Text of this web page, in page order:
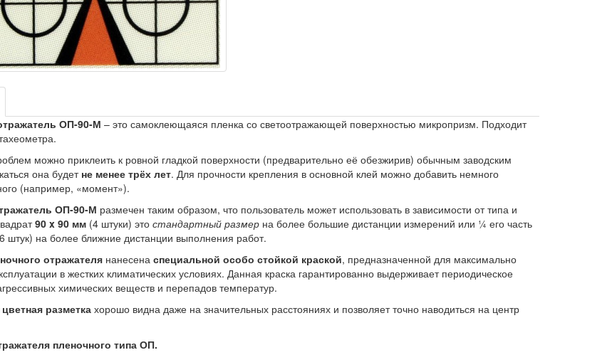
ОП-90-М – это самоклеющаяся пленка со светоотражающей поверхностью микропризм. Подходит
можно приклеить к ровной гладкой поверхности (предварительно её обезжирив) обычным заводским
она будетне менее трёх лет. Для прочности крепления в основной клей можно добавить немного
(например, «момент»).
ОП-90-М размечен таким образом, что пользователь может использовать в зависимости от типа и
90 x 90 мм(4 штуки) это стандартный размерна более большие дистанции измерений или ¼ его часть
штук) на более ближние дистанции выполнения работ.
отражателянанесена специальной особо стойкой краской, предназначенной для максимально
в жестких климатических условиях. Данная краска гарантированно выдерживает периодическое
химических веществ и перепадов температур.
цветная разметкахорошо видна даже на значительных расстояниях и позволяет точно наводиться на центр
пленочного типа ОП.